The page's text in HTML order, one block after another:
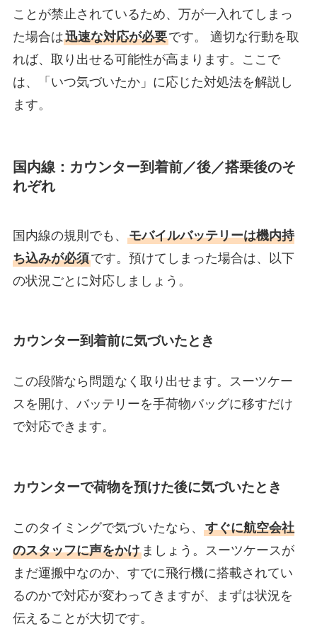
ことが禁止されているため、万が一入れてしまっ
た場合は迅速な対応が必要です。 適切な行動を取
れば、取り出せる可能性が高まります。ここで
は、「いつ気づいたか」に応じた対処法を解説し
ます。
国内線：カウンター到着前／後／搭乗後のそ
れぞれ
国内線の規則でも、 モバイルバッテリーは機内持
ち込みが必須です。預けてしまった場合は、以下
の状況ごとに対応しましょう。
カウンター到着前に気づいたとき
この段階なら問題なく取り出せます。スーツケー
スを開け、バッテリーを手荷物バッグに移すだけ
で対応できます。
カウンターで荷物を預けた後に気づいたとき
このタイミングで気づいたなら、 すぐに航空会社
のスタッフに声をかけましょう。スーツケースが
まだ運搬中なのか、すでに飛行機に搭載されてい
るのかで対応が変わってきますが、まずは状況を
伝えることが大切です。